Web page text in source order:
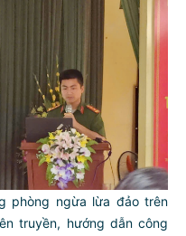
phòng ngừa lừa đảo trên
truyền, hướng dẫn công